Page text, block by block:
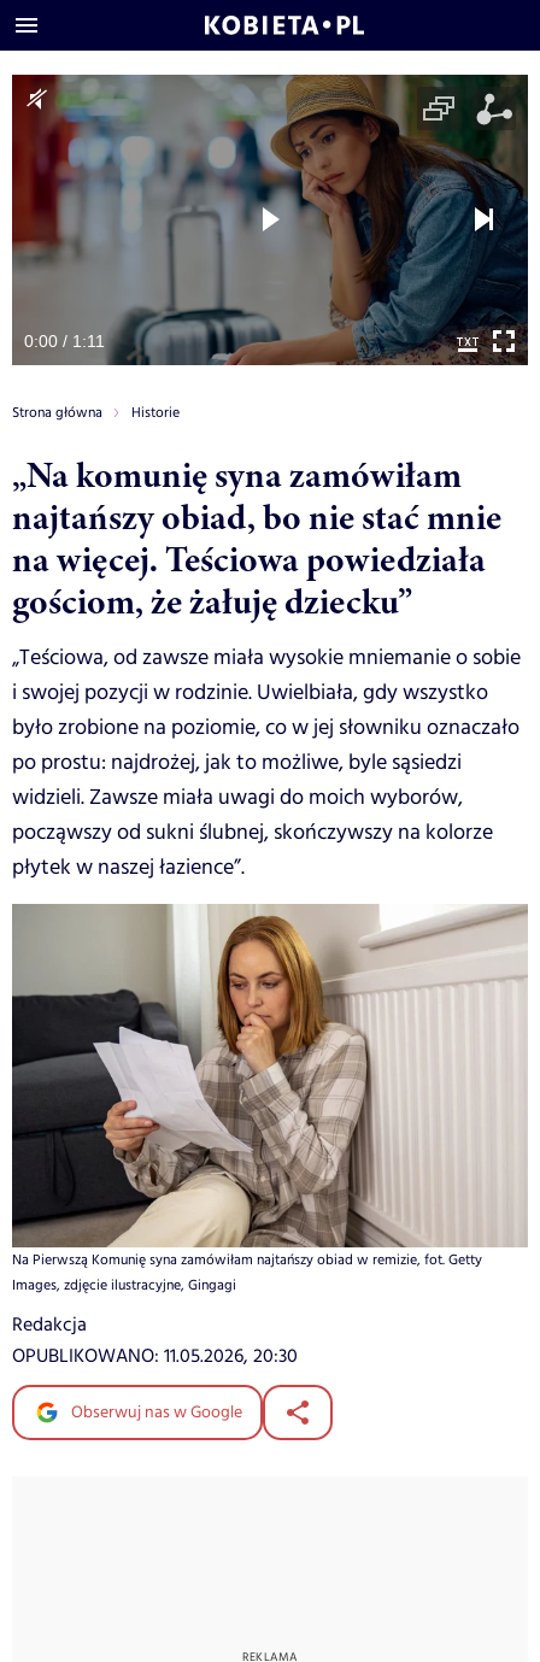
0:00 / 1:11
Strona główna Historie
„Na komunię syna zamówiłam
najtańszy obiad, bo nie stać mnie
na więcej. Teściowa powiedziała
gościom, że żałuję dziecku”
„Teściowa, od zawsze miała wysokie mniemanie o sobie
i swojej pozycji w rodzinie. Uwielbiała, gdy wszystko
było zrobione na poziomie, co w jej słowniku oznaczało
po prostu: najdrożej, jak to możliwe, byle sąsiedzi
widzieli. Zawsze miała uwagi do moich wyborów,
począwszy od sukni ślubnej, skończywszy na kolorze
płytek w naszej łazience”.
Na Pierwszą Komunię syna zamówiłam najtańszy obiad w remizie, fot. Getty
Images, zdjęcie ilustracyjne, Gingagi
Redakcja
OPUBLIKOWANO: 11.05.2026, 20:30
Obserwuj nas w Google